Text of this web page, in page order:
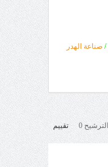
/ صناعة الهدر
تقييم